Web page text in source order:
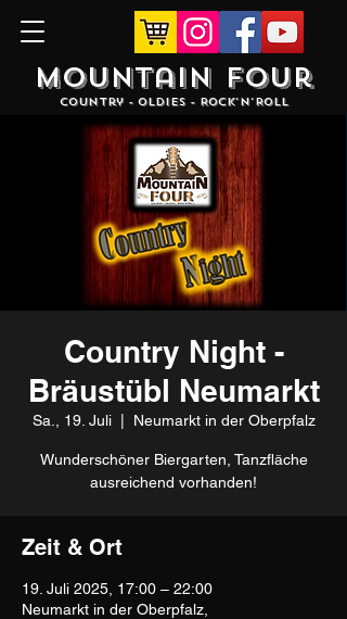
Country - Oldies - Rock'N'Roll
Mountain Four
Country Night -
Bräustübl Neumarkt
Sa., 19. Juli
  |
Neumarkt in der Oberpfalz
Wunderschöner Biergarten, Tanzfläche
ausreichend vorhanden!
Zeit & Ort
19. Juli 2025, 17:00 – 22:00
Neumarkt in der Oberpfalz,